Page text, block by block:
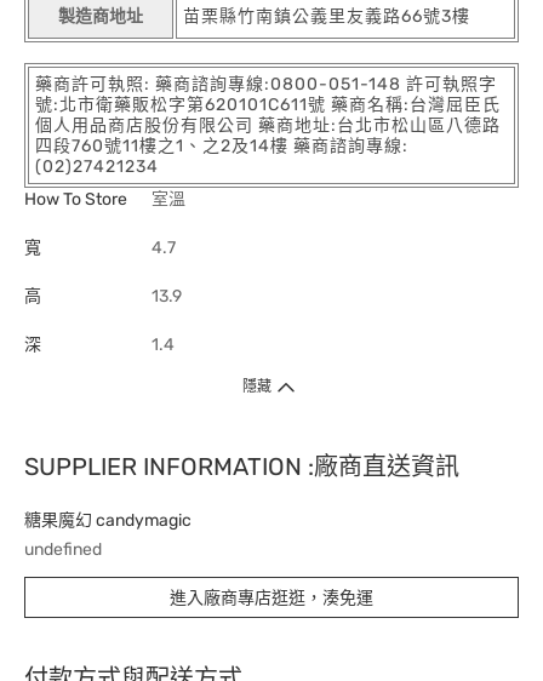
製造商地址 苗栗縣竹南鎮公義里友義路66號3樓
藥商許可執照: 藥商諮詢專線:0800-051-148 許可執照字
號:北市衛藥販松字第620101C611號 藥商名稱:台灣屈臣氏
個人用品商店股份有限公司 藥商地址:台北市松山區八德路
四段760號11樓之1、之2及14樓 藥商諮詢專線:
(02)27421234
How To Store
室溫
寬 4.7
高 13.9
深 1.4
隱藏
SUPPLIER INFORMATION :廠商直送資訊
糖果魔幻 candymagic
undefined
進入廠商專店逛逛，湊免運